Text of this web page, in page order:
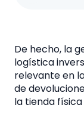
De hecho, la
logística
relevante en
de
la tienda física